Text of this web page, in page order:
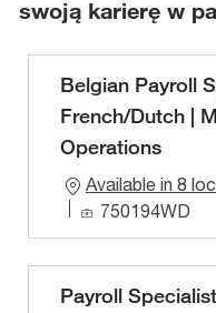
swoją karierę w
Belgian Payroll
French/Dutch |
Operations
Available in 8
J
o
b
I
750194WD
Payroll